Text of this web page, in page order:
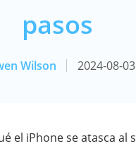
pasos
Wilson 2024-08-03
el iPhone se atasca